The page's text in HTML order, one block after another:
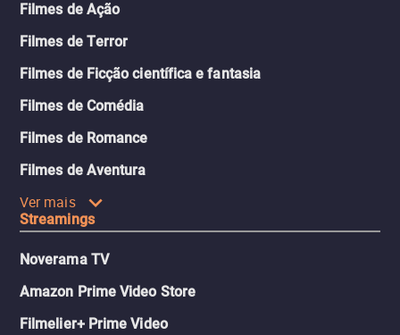
Filmes de Ação
Filmes de Terror
Filmes de Ficção científica e fantasia
Filmes de Comédia
Filmes de Romance
Filmes de Aventura
Ver mais
Streamings
Noverama TV
Amazon Prime Video Store
Filmelier+ Prime Video